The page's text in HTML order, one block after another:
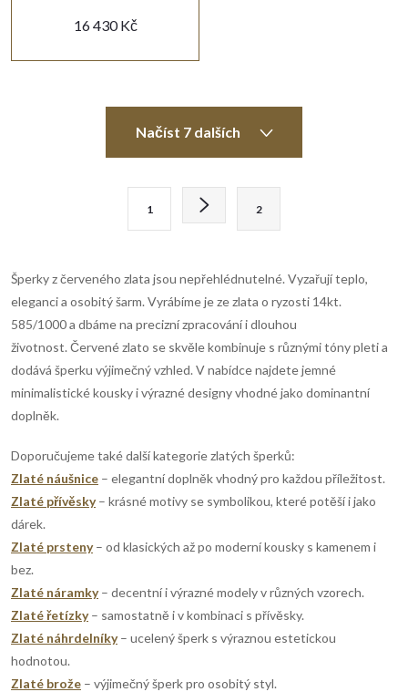
16 430 Kč
d
a
c
í
p
r
v
k
y
v
ý
p
Načíst 7 dalších
á
n
k
o
v
á
n
í
1 2
Šperky z červeného zlata jsou nepřehlédnutelné. Vyzařují teplo,
eleganci a osobitý šarm. Vyrábíme je ze zlata o ryzosti 14kt.
585/1000 a dbáme na precizní zpracování i dlouhou
životnost. Červené zlato se skvěle kombinuje s různými tóny pleti a
dodává šperku výjimečný vzhled. V nabídce najdete jemné
minimalistické kousky i výrazné designy vhodné jako dominantní
doplněk.
Doporučujeme také další kategorie zlatých šperků:
Zlaté náušnice – elegantní doplněk vhodný pro každou příležitost.
Zlaté přívěsky– krásné motivy se symbolikou, které potěší i jako
dárek.
Zlaté prsteny– od klasických až po moderní kousky s kamenem i
bez.
Zlaté náramky– decentní i výrazné modely v různých vzorech.
Zlaté řetízky– samostatně i v kombinaci s přívěsky.
Zlaté náhrdelníky– ucelený šperk s výraznou estetickou
hodnotou.
Zlaté brože – výjimečný šperk pro osobitý styl.